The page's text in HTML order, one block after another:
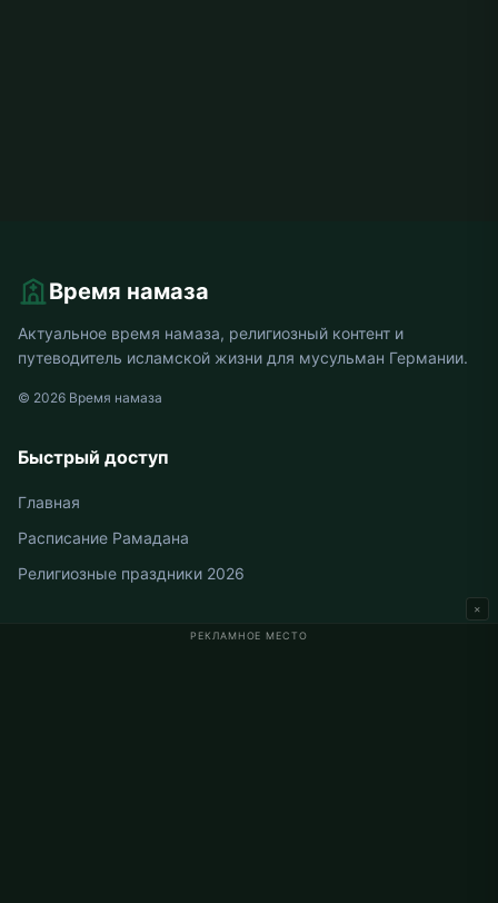
РЕКЛАМНОЕ МЕСТО
×
Время намаза
Актуальное время намаза, религиозный контент и
путеводитель исламской жизни для мусульман Германии.
© 2026 Время намаза
Быстрый доступ
Главная
Расписание Рамадана
Религиозные праздники 2026
Время намаза в Германии